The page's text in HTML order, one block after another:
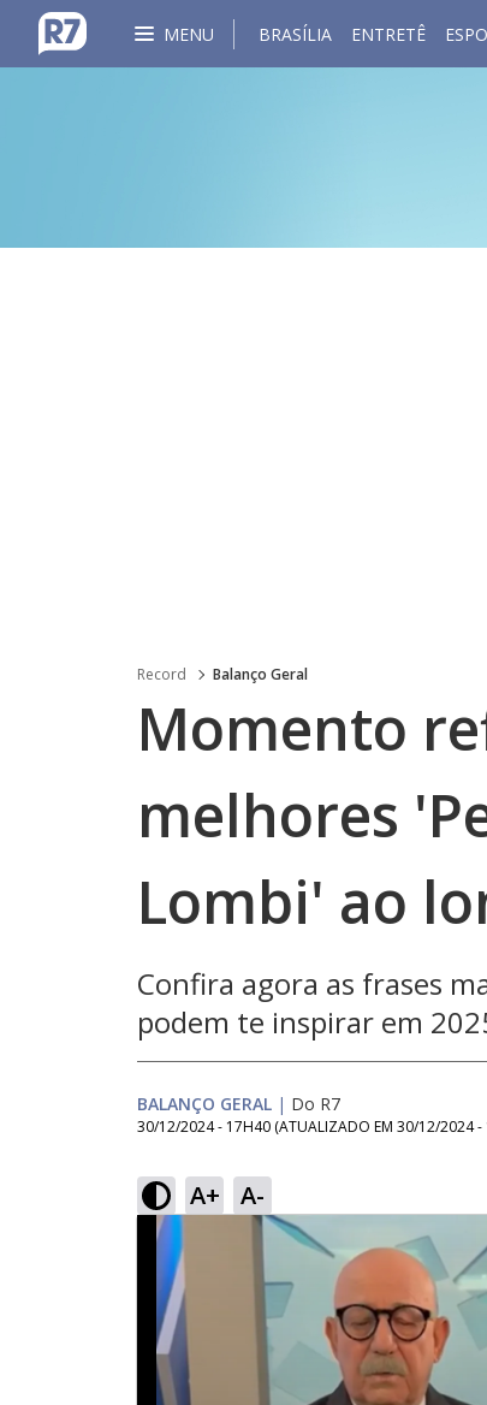
MENU BRASÍLIA ENTRETÊ
Record Balanço Geral
Momento
melhores
Lombi' ao
Confira agora as frases
podem te inspirar em
BALANÇO GERAL | Do R7
30/12/2024 - 17H40 (ATUALIZADO EM 30/12/2024 -
A+ A-